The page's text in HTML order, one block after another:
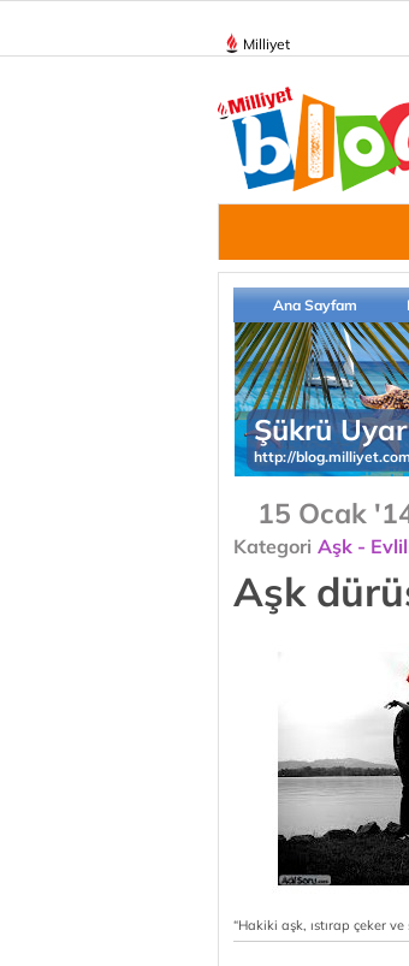
Milliyet
Ana Sayfam
Şükrü Uyar
http://
15 Ocak
Kategori Aşk -
Aşk
“Hakiki aşk, ıstırap çeker